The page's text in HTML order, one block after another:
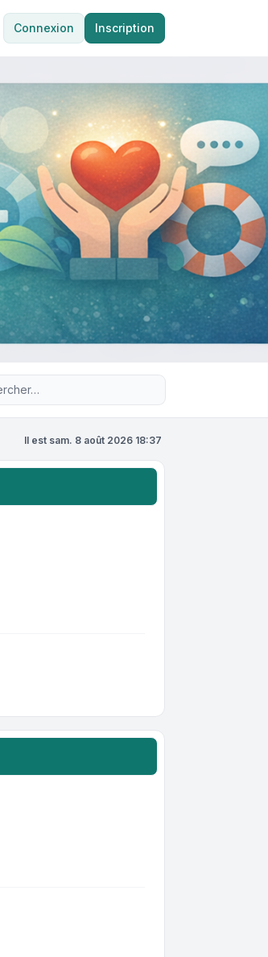
Connexion Inscription
Recherche avancée
Il est sam. 8 août 2026 18:37